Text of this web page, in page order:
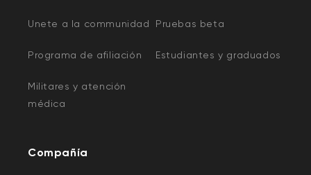
Unete a la communidad Pruebas beta
Programa de afiliación Estudiantes y graduados
Militares y atención
médica
Compañía